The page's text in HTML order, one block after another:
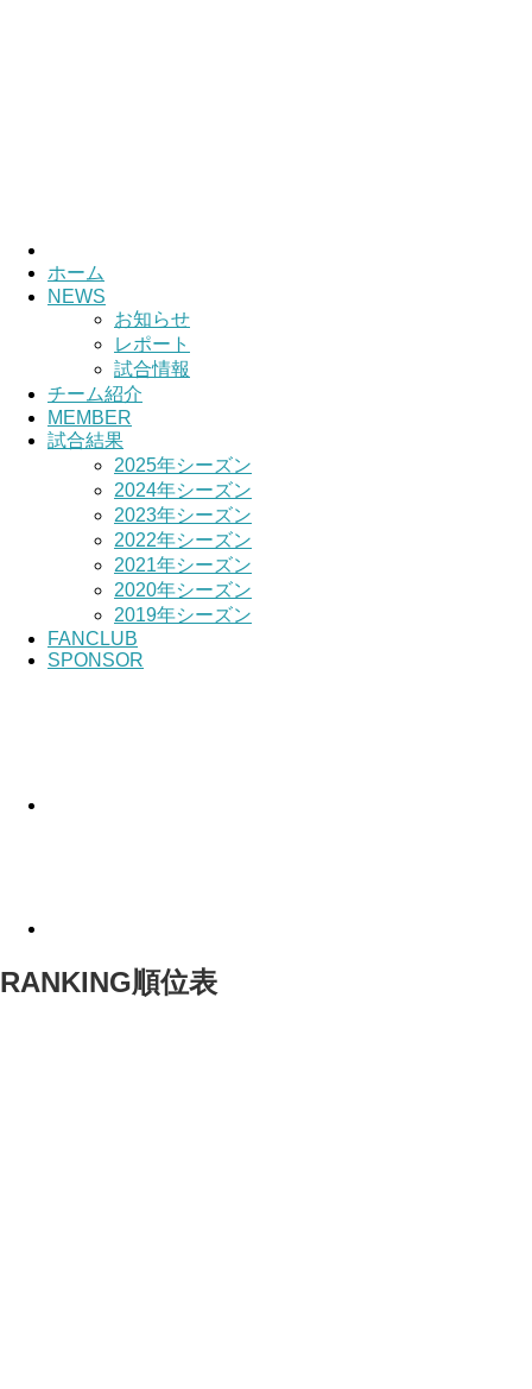
ホーム
NEWS
お知らせ
レポート
試合情報
チーム紹介
MEMBER
試合結果
2025年シーズン
2024年シーズン
2023年シーズン
2022年シーズン
2021年シーズン
2020年シーズン
2019年シーズン
FANCLUB
SPONSOR
RANKING順位表